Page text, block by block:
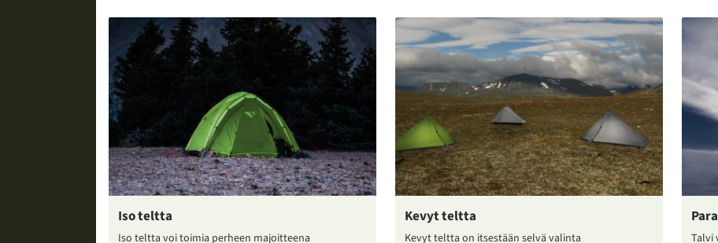
Iso teltta
Iso teltta voi toimia perheen majoitteena
Kevyt teltta
Kevyt teltta on itsestään selvä valinta
Talvi